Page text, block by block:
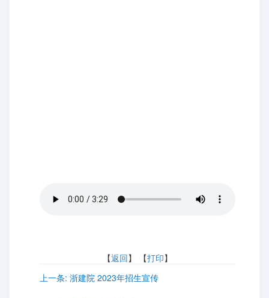
【返回】 【打印】
上一条: 浙建院 2023年招生宣传